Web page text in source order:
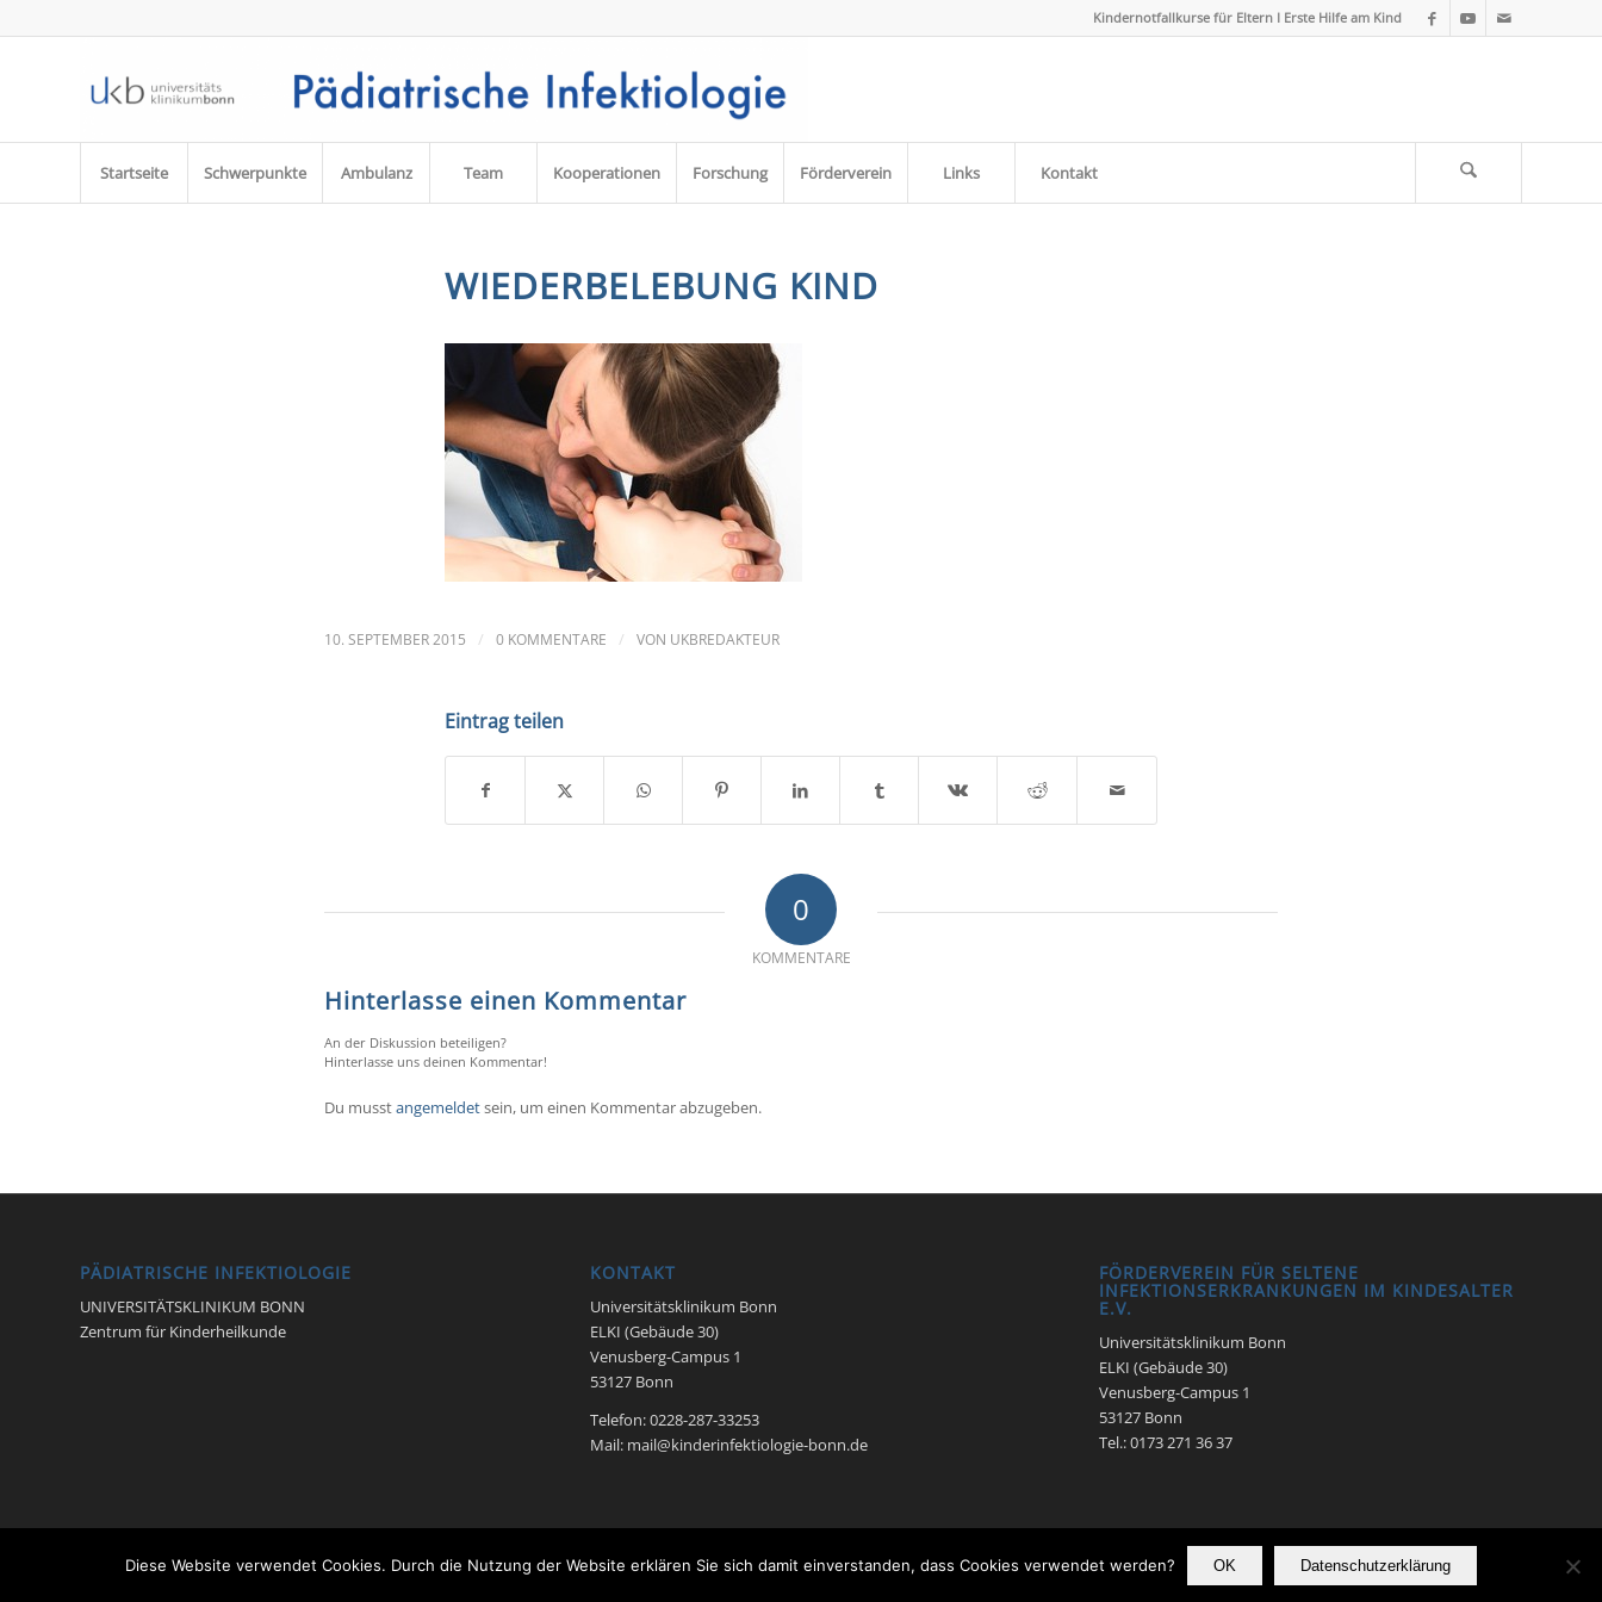
Kindernotfallkurse für Eltern I Erste Hilfe am Kind
Startseite Schwerpunkte Ambulanz Team Kooperationen Forschung Förderverein Links Kontakt
WIEDERBELEBUNG KIND
10. SEPTEMBER 2015 / 0 KOMMENTARE / VON UKBREDAKTEUR
Eintrag teilen
0
KOMMENTARE
Hinterlasse einen Kommentar
An der Diskussion beteiligen?
Hinterlasse uns deinen Kommentar!
Du musstangemeldetsein, um einen Kommentar abzugeben.
PÄDIATRISCHE INFEKTIOLOGIE
UNIVERSITÄTSKLINIKUM BONN
Zentrum für Kinderheilkunde
KONTAKT
Universitätsklinikum Bonn
ELKI (Gebäude 30)
Venusberg-Campus 1
53127 Bonn
Telefon: 0228-287-33253
Mail: mail@kinderinfektiologie-bonn.de
FÖRDERVEREIN FÜR SELTENE
INFEKTIONSERKRANKUNGEN IM KINDESALTER
E.V.
Universitätsklinikum Bonn
ELKI (Gebäude 30)
Venusberg-Campus 1
53127 Bonn
Tel.: 0173 271 36 37
© Pädiatrische Infektiologie -Enfold Theme by Kriesi
Diese Website verwendet Cookies. Durch die Nutzung der Website erklären Sie sich damit einverstanden, dass Cookies verwendet werden? OK Datenschutzerklärung